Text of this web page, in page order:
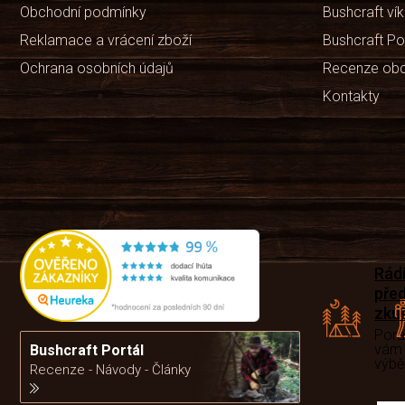
Obchodní podmínky
Reklamace a vrácení zboží
Ochrana osobních údajů
Bushcraft
Bushcraft
Recenze
Kontakty
Bushcraft Portál
Recenze - Návody - Články
Rádi
vám